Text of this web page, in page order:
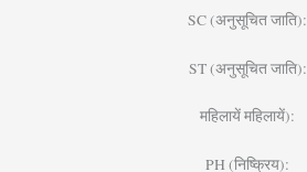
SC (अनुसूचित जाति):
ST (अनुसूचित जाति):
महिलायें महिलायें):
PH (निष्क्रिय):